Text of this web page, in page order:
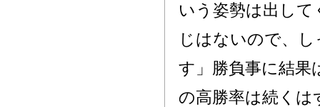
いう姿勢は出し
じはないので、
す」勝負事に結果
の高勝率は続くは